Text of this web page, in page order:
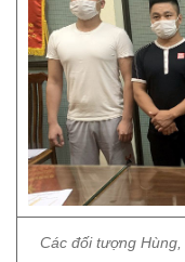
Các đối tượng